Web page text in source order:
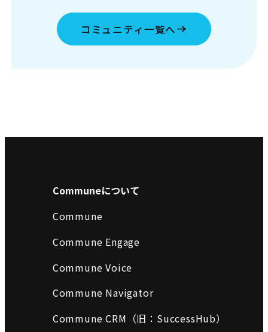
コミュニティ一覧へ
Communeについて
Commune
Commune Engage
Commune Voice
Commune Navigator
Commune CRM（旧：SuccessHub）